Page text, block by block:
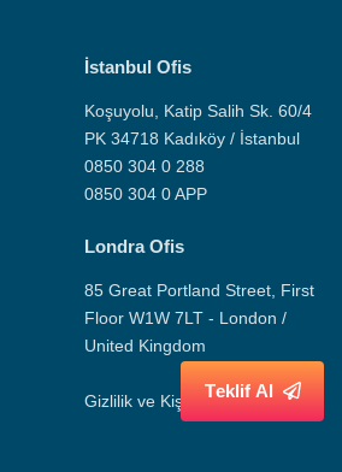
Teklif Al
İstanbul Ofis
Koşuyolu, Katip Salih Sk. 60/4
PK 34718 Kadıköy / İstanbul
0850 304 0 288
0850 304 0 APP
Londra Ofis
85 Great Portland Street, First
Floor W1W 7LT - London /
United Kingdom
Gizlilik ve Kişisel Veri Politikası